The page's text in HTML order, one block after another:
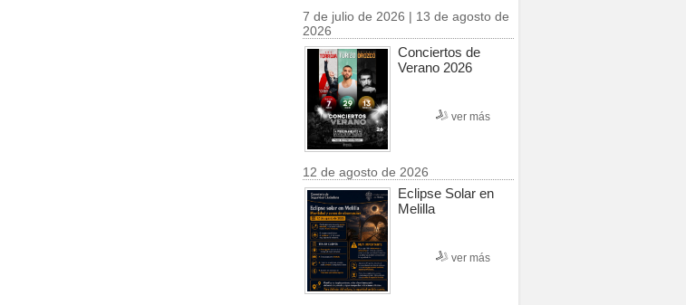
7 de julio de 2026 | 13 de agosto de
2026
Conciertos de
Verano 2026
ver más
12 de agosto de 2026
Eclipse Solar en
Melilla
ver más